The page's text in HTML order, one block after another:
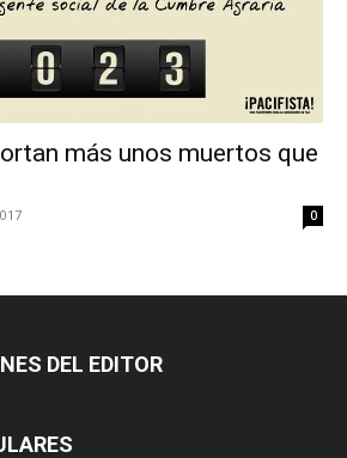
más unos muertos que
0
DEL EDITOR